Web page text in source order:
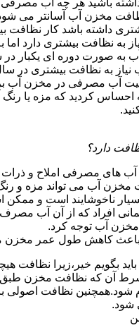
مخزن آب آسانتر می
داشته باشد کار نظافت
به نظافت بیشتری دارد
به صورت دوره ای یکبار
به نظافت بیشتری در
آب مصرفی در مخزن آب
احساس کردید که مزه یا رنگ
دارد؟
آب های مصرفی املاح و ذرات
مخزن آب می تواند مزه و رنگ
ناخوشایند است و
افراد که از آن آب
مخزن آب توجه کرد.
باعث کاهش طول عمر مخزن
بگویم خیر،زیرا نظافت
شرط آن که نظافت مخزن
شود.همچنین نظافت اصولی
شود.